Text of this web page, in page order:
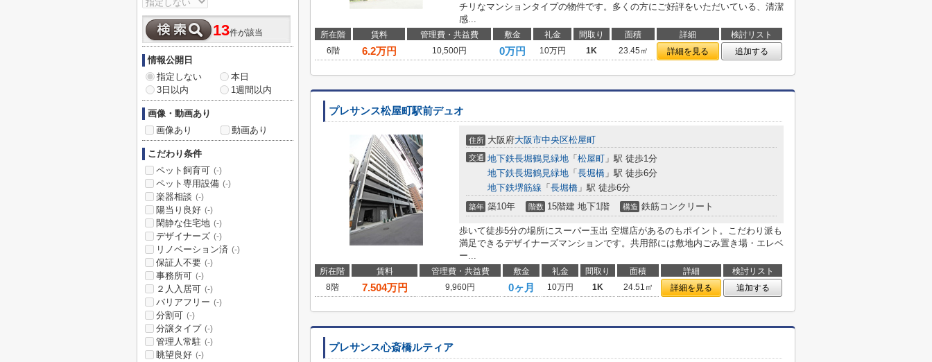
チリなマンションタイプの物件です。多くの方にご好評をいただいている、清潔
感...
所在階 賃料 管理費・共益費 敷金 礼金 間取り 面積 詳細
検討リスト
6階
6.2万円 10,500円 0万円 10万円 1K 23.45㎡ 詳細を見る 追加する
プレサンス松屋町駅前デュオ
住所 大阪府大阪市中央区松屋町
交通 地下鉄長堀鶴見緑地 「 松屋町 」駅 徒歩1分
地下鉄長堀鶴見緑地 「 長堀橋 」駅 徒歩6分
地下鉄堺筋線 「 長堀橋 」駅 徒歩6分
築年 築10年 階数 15階建 地下1階 構造 鉄筋コンクリート
歩いて徒歩5分の場所にスーパー玉出 空堀店があるのもポイント。こだわり派も
満足できるデザイナーズマンションです。共用部には敷地内ごみ置き場・エレベ
ー...
所在階 賃料 管理費・共益費 敷金 礼金 間取り 面積 詳細
検討リスト
8階
7.504万円 9,960円 0ヶ月 10万円 1K 24.51㎡ 詳細を見る 追加する
プレサンス心斎橋ルティア
13件が該当
情報公開日
指定しない
本日
3日以内
1週間以内
画像・動画あり
画像あり
動画あり
こだわり条件
ペット飼育可 (-)
ペット専用設備 (-)
楽器相談 (-)
陽当り良好 (-)
閑静な住宅地 (-)
デザイナーズ (-)
リノベーション済 (-)
保証人不要 (-)
事務所可 (-)
２人入居可 (-)
バリアフリー (-)
分割可 (-)
分譲タイプ (-)
管理人常駐 (-)
眺望良好 (-)